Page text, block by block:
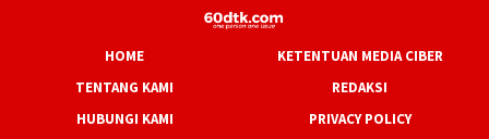
HOME
KETENTUAN MEDIA CIBER
TENTANG KAMI
REDAKSI
HUBUNGI KAMI
PRIVACY POLICY